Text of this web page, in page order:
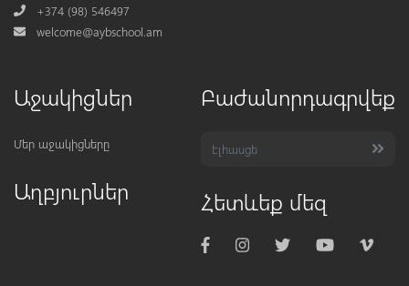
Phone+374 (98) 546497
Mail
welcome@aybschool.am
Աջակիցներ
Մեր աջակիցները
Աղբյուրներ
Բաժանորդագրվեք
Հետևեք մեզ